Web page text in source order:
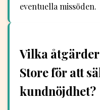
eventuella missöden.
Vilka
Store för att
kundnöjdhet?